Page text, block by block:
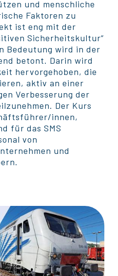
und menschliche
Faktoren zu
ist eng mit der
Sicherheitskultur“
Bedeutung wird in der
betont. Darin wird
hervorgehoben, die
aktiv an einer
Verbesserung der
Der Kurs
innen,
für das SMS
von
und